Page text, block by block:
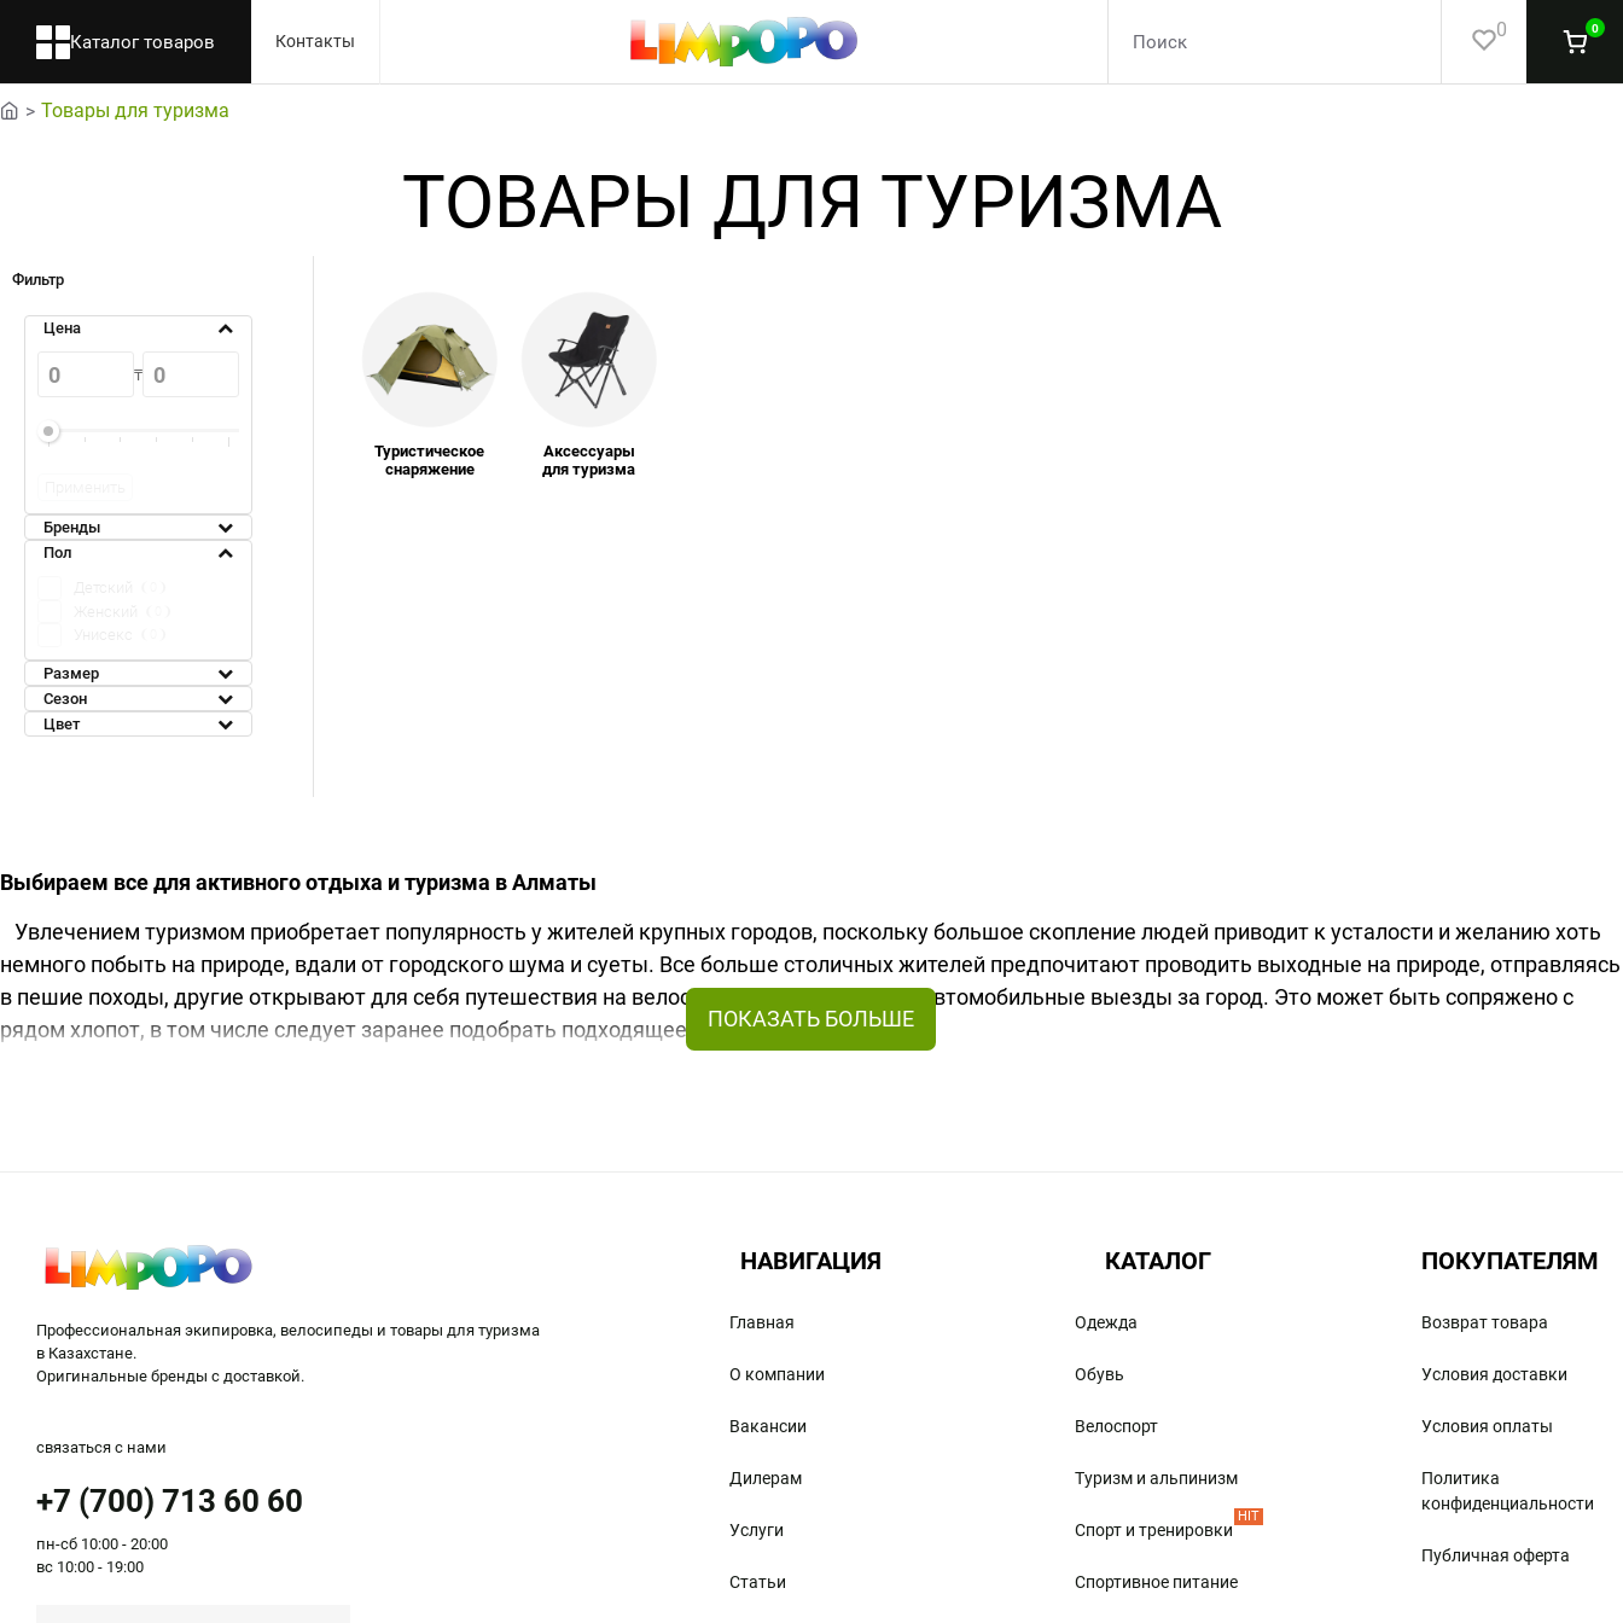
Каталог товаров Контакты 0 0
ТОВАРЫ ДЛЯ ТУРИЗМА
Товары для туризма
Фильтр
Цена
₸
Бренды
Пол
Размер
Сезон
Цвет
Туристическое
снаряжение
Аксессуары
для туризма
Выбираем все для активного отдыха и туризма в Алматы
Увлечением туризмом приобретает популярность у жителей крупных городов, поскольку большое скопление людей приводит к усталости и желанию хоть
немного побыть на природе, вдали от городского шума и суеты. Все больше столичных жителей предпочитают проводить выходные на природе, отправляясь
в пешие походы, другие открывают для себя путешествия на велосипеде или совершают автомобильные выезды за город. Это может быть сопряжено с
рядом хлопот, в том числе следует заранее подобрать подходящее снаряжение.
Также наш интернет-магазин предлагает все для отдыха и туризма, включая современное снаряжение, которое может понадобиться в походе:
переносные печки;
рюкзаки и велосумки.
Посетив наш интернет-магазин товаров для отдыха и туризма, вы сможете приобрести следующие полезные принадлежности:
фляги и бутыли для воды;
Профессиональная экипировка, велосипеды и товары для туризма
в Казахстане.
Оригинальные бренды с доставкой.
связаться с нами
+7 (700) 713 60 60
пн-сб 10:00 - 20:00
вс 10:00 - 19:00
НАВИГАЦИЯ
Главная
О компании
Вакансии
Дилерам
Услуги
Статьи
КАТАЛОГ
Одежда
Обувь
Велоспорт
Туризм и альпинизм
Спорт и тренировки
HIT
Спортивное питание
ПОКУПАТЕЛЯМ
Возврат товара
Условия доставки
Условия оплаты
Политика
конфиденциальности
Публичная оферта